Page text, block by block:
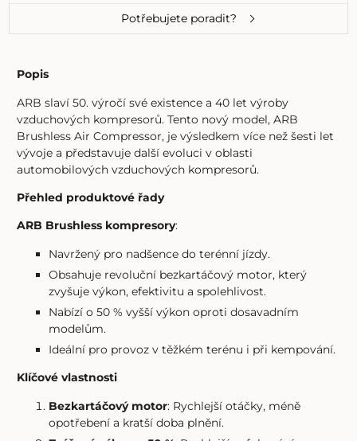
Potřebujete poradit?
Popis
ARB slaví 50. výročí své existence a 40 let výroby
vzduchových kompresorů. Tento nový model, ARB
Brushless Air Compressor, je výsledkem více než šesti let
vývoje a představuje další evoluci v oblasti
automobilových vzduchových kompresorů.
Přehled produktové řady
ARB Brushless kompresory:
Navržený pro nadšence do terénní jízdy.
Obsahuje revoluční bezkartáčový motor, který
zvyšuje výkon, efektivitu a spolehlivost.
Nabízí o 50 % vyšší výkon oproti dosavadním
modelům.
Ideální pro provoz v těžkém terénu i při kempování.
Klíčové vlastnosti
Bezkartáčový motor: Rychlejší otáčky, méně
opotřebení a kratší doba plnění.